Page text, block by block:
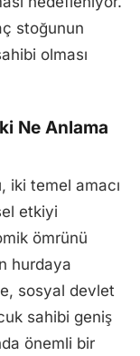
stoğunun
olması
Ne Anlama
iki temel amacı
etkiyi
ömrünü
hurdaya
sosyal devlet
sahibi geniş
önemli bir